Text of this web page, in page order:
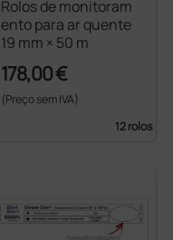
Rolos de monitoram
ento para ar quente
19 mm × 50 m
178,00 €
(Preço sem IVA)
12 rolos